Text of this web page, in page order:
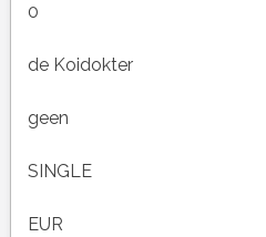
0
de Koidokter
geen
SINGLE
EUR